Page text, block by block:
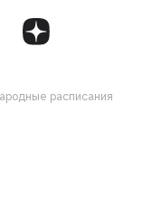
расписания